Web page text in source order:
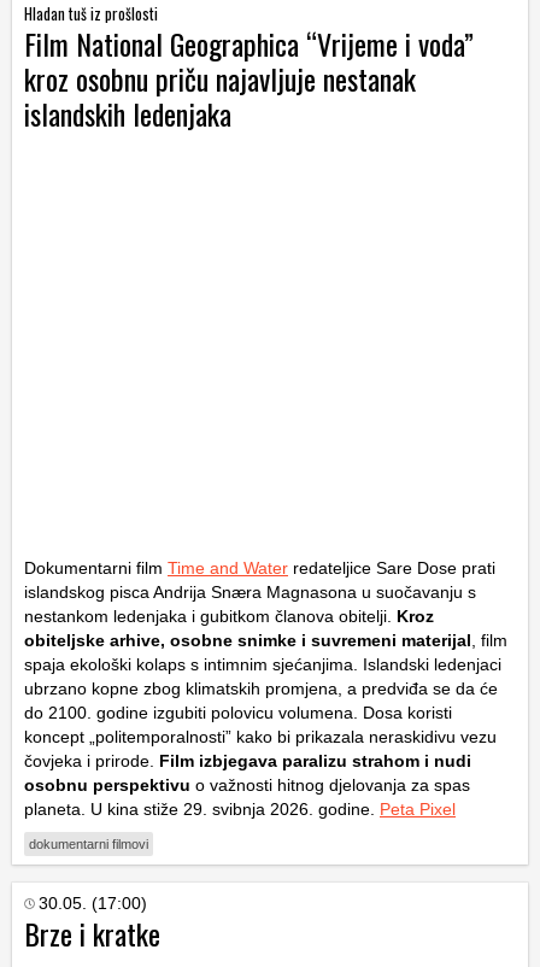
Hladan tuš iz prošlosti
Film National Geographica “Vrijeme i voda”
kroz osobnu priču najavljuje nestanak
islandskih ledenjaka
Dokumentarni film Time and Water redateljice Sare Dose prati
islandskog pisca Andrija Snæra Magnasona u suočavanju s
nestankom ledenjaka i gubitkom članova obitelji. Kroz
obiteljske arhive, osobne snimke i suvremeni materijal , film
spaja ekološki kolaps s intimnim sjećanjima. Islandski ledenjaci
ubrzano kopne zbog klimatskih promjena, a predviđa se da će
do 2100. godine izgubiti polovicu volumena. Dosa koristi
koncept „politemporalnosti” kako bi prikazala neraskidivu vezu
čovjeka i prirode. Film izbjegava paralizu strahom i nudi
osobnu perspektivu o važnosti hitnog djelovanja za spas
planeta. U kina stiže 29. svibnja 2026. godine. Peta Pixel
dokumentarni filmovi
30.05. (17:00)
Brze i kratke